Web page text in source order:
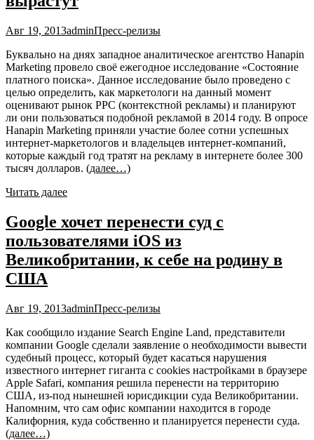
Авг 19, 2013adminПресс-релизы
Буквально на днях западное аналитическое агентство Hanapin
Marketing провело своё ежегодное исследование «Состояние
платного поиска». Данное исследование было проведено с
целью определить, как маркетологи на данный момент
оценивают рынок PPC (контекстной рекламы) и планируют
ли они пользоваться подобной рекламой в 2014 году. В опросе
Hanapin Marketing приняли участие более сотни успешных
интернет-маркетологов и владельцев интернет-компаний,
которые каждый год тратят на рекламу в интернете более 300
тысяч долларов. (далее…)
Читать далее
Google хочет перенести суд с
пользователями iOS из
Великобритании, к себе на родину в
США
Авг 19, 2013adminПресс-релизы
Как сообщило издание Search Engine Land, представители
компании Google сделали заявление о необходимости вывести
судебный процесс, который будет касаться нарушения
известного интернет гиганта с cookies настройками в браузере
Apple Safari, компания решила перенести на территорию
США, из-под нынешней юрисдикции суда Великобритании.
Напомним, что сам офис компании находится в городе
Калифорния, куда собственно и планируется перенести суда.
(далее…)